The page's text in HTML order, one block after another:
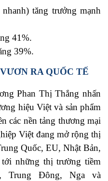
tăng trưởng mạnh
41%.
39%.
RA QUỐC TẾ
Phan Thị Thắng nhấn
hiệu Việt và sản phẩm
các nền tảng thương mại
Việt đang mở rộng thị
Quốc, EU, Nhật Bản,
những thị trường tiềm
Trung Đông, Nga và